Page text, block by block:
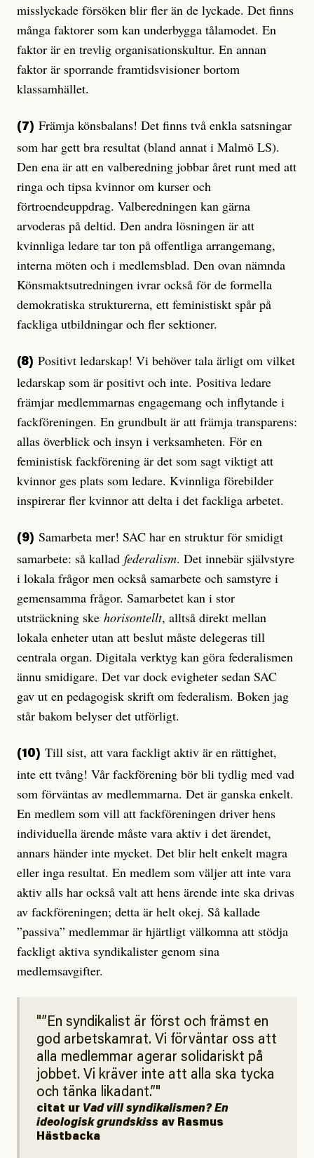
misslyckade försöken blir fler än de lyckade. Det finns
många faktorer som kan underbygga tålamodet. En
faktor är en trevlig organisationskultur. En annan
faktor är sporrande framtidsvisioner bortom
klassamhället.
(7) Främja könsbalans! Det finns två enkla satsningar
som har gett bra resultat (bland annat i Malmö LS).
Den ena är att en valberedning jobbar året runt med att
ringa och tipsa kvinnor om kurser och
förtroendeuppdrag. Valberedningen kan gärna
arvoderas på deltid. Den andra lösningen är att
kvinnliga ledare tar ton på offentliga arrangemang,
interna möten och i medlemsblad. Den ovan nämnda
Könsmaktsutredningen ivrar också för de formella
demokratiska strukturerna, ett feministiskt spår på
fackliga utbildningar och fler sektioner.
(8) Positivt ledarskap! Vi behöver tala ärligt om vilket
ledarskap som är positivt och inte. Positiva ledare
främjar medlemmarnas engagemang och inflytande i
fackföreningen. En grundbult är att främja transparens:
allas överblick och insyn i verksamheten. För en
feministisk fackförening är det som sagt viktigt att
kvinnor ges plats som ledare. Kvinnliga förebilder
inspirerar fler kvinnor att delta i det fackliga arbetet.
(9) Samarbeta mer! SAC har en struktur för smidigt
samarbete: så kallad federalism. Det innebär självstyre
i lokala frågor men också samarbete och samstyre i
gemensamma frågor. Samarbetet kan i stor
utsträckning ske horisontellt, alltså direkt mellan
lokala enheter utan att beslut måste delegeras till
centrala organ. Digitala verktyg kan göra federalismen
ännu smidigare. Det var dock evigheter sedan SAC
gav ut en pedagogisk skrift om federalism. Boken jag
står bakom belyser det utförligt.
(10) Till sist, att vara fackligt aktiv är en rättighet,
inte ett tvång! Vår fackförening bör bli tydlig med vad
som förväntas av medlemmarna. Det är ganska enkelt.
En medlem som vill att fackföreningen driver hens
individuella ärende måste vara aktiv i det ärendet,
annars händer inte mycket. Det blir helt enkelt magra
eller inga resultat. En medlem som väljer att inte vara
aktiv alls har också valt att hens ärende inte ska drivas
av fackföreningen; detta är helt okej. Så kallade
”passiva” medlemmar är hjärtligt välkomna att stödja
fackligt aktiva syndikalister genom sina
medlemsavgifter.
”En syndikalist är först och främst en
god arbetskamrat. Vi förväntar oss att
alla medlemmar agerar solidariskt på
jobbet. Vi kräver inte att alla ska tycka
och tänka likadant.”
citat ur Vad vill syndikalismen? En
ideologisk grundskiss av Rasmus
Hästbacka